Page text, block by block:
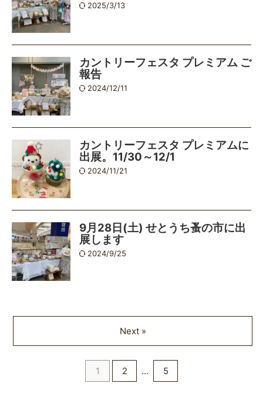
2025/3/13
カントリーフェスタ プレミアム ご
報告
2024/12/11
カントリーフェスタ プレミアムに
出展。11/30～12/1
2024/11/21
9月28日(土) せとうち蚤の市に出
展します
2024/9/25
1 2 … 5
Next »